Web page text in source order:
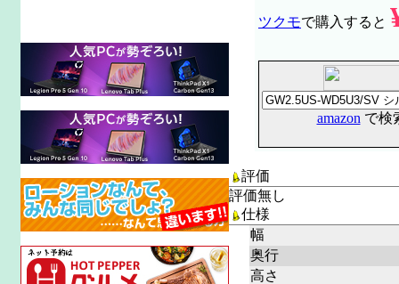
ツクモで購入すると
amazon で検
評価
評価無し
仕様
幅
奥行
高さ